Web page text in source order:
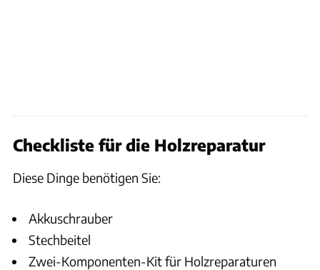
Checkliste für die Holzreparatur
Diese Dinge benötigen Sie:
Akkuschrauber
Stechbeitel
Zwei-Komponenten-Kit für Holzreparaturen